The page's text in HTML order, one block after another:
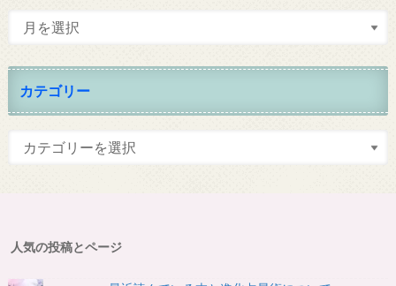
カテゴリー
人気の投稿とページ